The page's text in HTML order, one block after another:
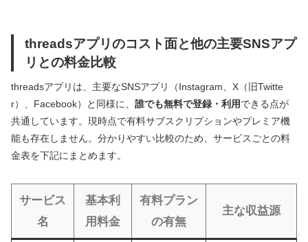
threadsアプリのコスト面と他の主要SNSアプ
リとの料金比較
threadsアプリは、主要なSNSアプリ（Instagram、X（旧Twitte
r）、Facebook）と同様に、 誰でも無料で登録・利用できる点が
共通しています。現時点で有料サブスクリプションやプレミア機
能も存在しません。分かりやすい比較のため、サービスごとの料
金表を下記にまとめます。
サービス
名
基本利
用料金
有料プラン
の有無
主な収益源